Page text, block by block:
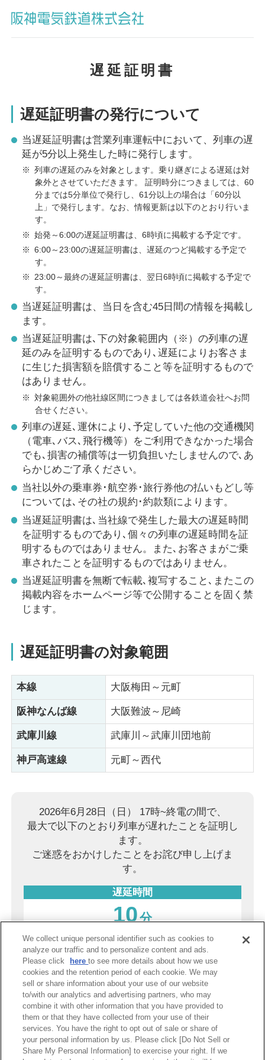
遅延証明書
遅延証明書の発行について
当遅延証明書は営業列車運転中において、列車の遅
延が5分以上発生した時に発行します。
※ 列車の遅延のみを対象とします。乗り継ぎによる遅延は対
象外とさせていただきます。 証明時分につきましては、60
分までは5分単位で発行し、61分以上の場合は「60分以
上」で発行します。なお、情報更新は以下のとおり行いま
す。
※ 始発～6:00の遅延証明書は、6時頃に掲載する予定です。
※ 6:00～23:00の遅延証明書は、遅延のつど掲載する予定で
す。
※
23:00～最終の遅延証明書は、翌日6時頃に掲載する予定で
す。
当遅延証明書は、当日を含む45日間の情報を掲載し
ます。
当遅延証明書は､下の対象範囲内（※）の列車の遅
延のみを証明するものであり､遅延によりお客さま
に生じた損害額を賠償すること等を証明するもので
はありません。
※ 対象範囲外の他社線区間につきましては各鉄道会社へお問
合せください。
列車の遅延､運休により､予定していた他の交通機関
（電車､バス､飛行機等）をご利用できなかった場合
でも､損害の補償等は一切負担いたしませんので､あ
らかじめご了承ください。
当社以外の乗車券･航空券･旅行券他の払いもどし等
については､その社の規約･約款類によります。
当遅延証明書は､当社線で発生した最大の遅延時間
を証明するものであり､個々の列車の遅延時間を証
明するものではありません。また､お客さまがご乗
車されたことを証明するものではありません。
当遅延証明書を無断で転載､複写すること､またこの
掲載内容をホームページ等で公開することを固く禁
じます。
遅延証明書の対象範囲
本線 大阪梅田～元町
阪神なんば線 大阪難波～尼崎
武庫川線 武庫川～武庫川団地前
神戸高速線 元町～西代
2026年6月28日（日） 17時~終電の間で、
最大で以下のとおり列車が遅れたことを証明し
ます。
ご迷惑をおかけしたことをお詫び申し上げま
す。
遅延時間
10分
2026年8月9日（日）
阪神電気鉄道株式会社
PDF表示
We collect unique personal identifier such as cookies to
analyze our traffic and to personalize content and ads.
Please click
hereto see more details about how we use
cookies and the retention period of each cookie. We may
sell or share information about your use of our website
to/with our analytics and advertising partners, who may
combine it with other information that you have provided to
them or that they have collected from your use of their
services. You have the right to opt out of sale or share of
your personal information by us. Please click [Do Not Sell or
Share My Personal Information] to exercise your right. If we